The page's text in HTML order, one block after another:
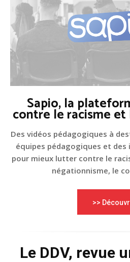
Sapio, la
contre le racisme
Des vidéos pédagogiques à
équipes pédagogiques et
pour mieux lutter contre le
négationnisme, le
>>
Le DDV, revue